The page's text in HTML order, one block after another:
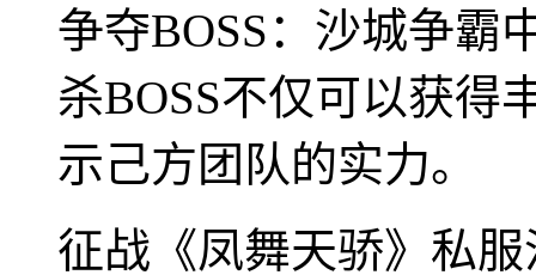
争夺BOSS：沙城争霸
杀BOSS不仅可以获得
示己方团队的实力。
征战《凤舞天骄》私